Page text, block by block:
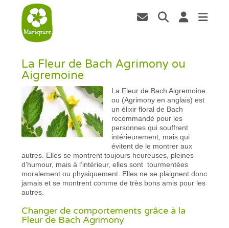
La Fleur de Bach Agrimony ou
Aigremoine
La Fleur de Bach Aigremoine
ou (Agrimony en anglais) est
un élixir floral de Bach
recommandé pour les
personnes qui souffrent
intérieurement, mais qui
évitent de le montrer aux
autres. Elles se montrent toujours heureuses, pleines
d’humour, mais à l’intérieur, elles sont tourmentées
moralement ou physiquement. Elles ne se plaignent donc
jamais et se montrent comme de très bons amis pour les
autres.
Changer de comportements grâce à la
Fleur de Bach Agrimony